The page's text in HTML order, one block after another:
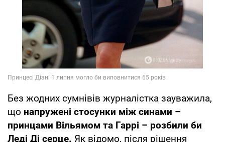
Без жодних сумнівів журналістка зауважила,
що напружені стосунки між синами –
принцами Вільямом та Гаррі – розбили би
Леді Ді серце. Як відомо, після рішення